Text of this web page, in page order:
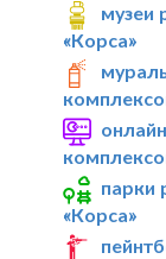
музеи
«Корса»
парки
«Корса»